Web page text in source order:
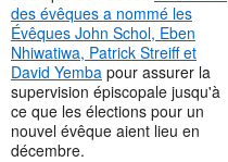
des évêques a nommé les
Évêques John Schol, Eben
Nhiwatiwa, Patrick Streiff et
David Yemba pour assurer la
supervision épiscopale jusqu'à
ce que les élections pour un
nouvel évêque aient lieu en
décembre.